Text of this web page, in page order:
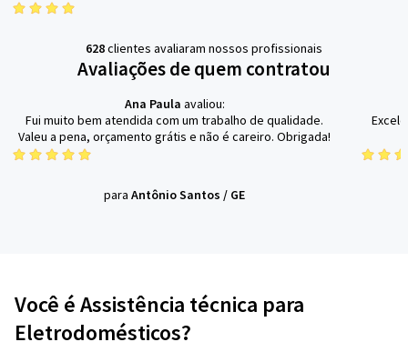
628clientes avaliaram nossos profissionais
Avaliações de quem contratou
Ana Paula avaliou:
Fui muito bem atendida com um trabalho de qualidade.
Valeu a pena, orçamento grátis e não é careiro. Obrigada!
para Antônio Santos / GE
Você é Assistência técnica para
Eletrodomésticos?